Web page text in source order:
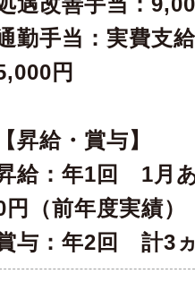
勤手当：実費支
円
【昇給・賞与】
給：年1回 1月
円（前年度実績）
与：年2回 計3